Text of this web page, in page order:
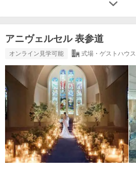
アニヴェルセル 表参道
オンライン見学可能 式場・ゲストハウス